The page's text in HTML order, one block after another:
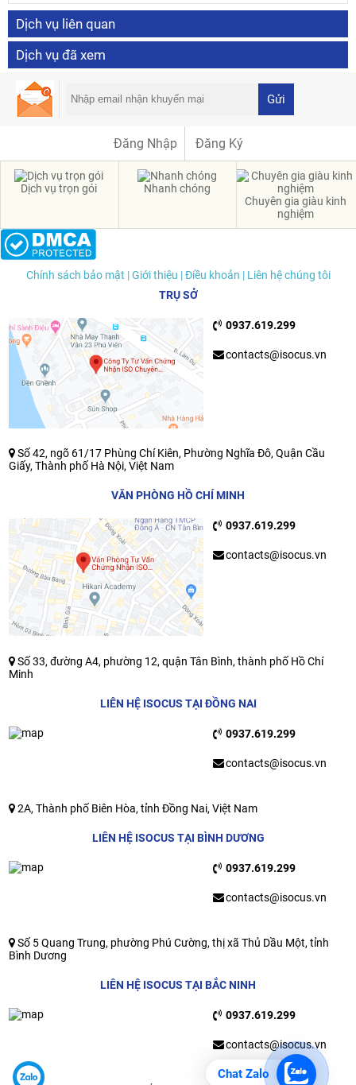
Chat Zalo
Dịch vụ liên quan
Dịch vụ đã xem
Gửi
Đăng Nhập Đăng Ký
Dịch vụ trọn gói
Nhanh chóng
Chuyên gia giàu kinh
nghiệm
Chính sách bảo mật | Giới thiệu | Điều khoản | Liên hệ chúng tôi
TRỤ SỞ
0937.619.299
contacts@isocus.vn
Số 42, ngõ 61/17 Phùng Chí Kiên, Phường Nghĩa Đô, Quận Cầu
Giấy, Thành phố Hà Nội, Việt Nam
VĂN PHÒNG HỒ CHÍ MINH
0937.619.299
contacts@isocus.vn
Số 33, đường A4, phường 12, quận Tân Bình, thành phố Hồ Chí
Minh
LIÊN HỆ ISOCUS TẠI ĐỒNG NAI
0937.619.299
contacts@isocus.vn
2A, Thành phố Biên Hòa, tỉnh Đồng Nai, Việt Nam
LIÊN HỆ ISOCUS TẠI BÌNH DƯƠNG
0937.619.299
contacts@isocus.vn
Số 5 Quang Trung, phường Phú Cường, thị xã Thủ Dầu Một, tỉnh
Bình Dương
LIÊN HỆ ISOCUS TẠI BẮC NINH
0937.619.299
contacts@isocus.vn